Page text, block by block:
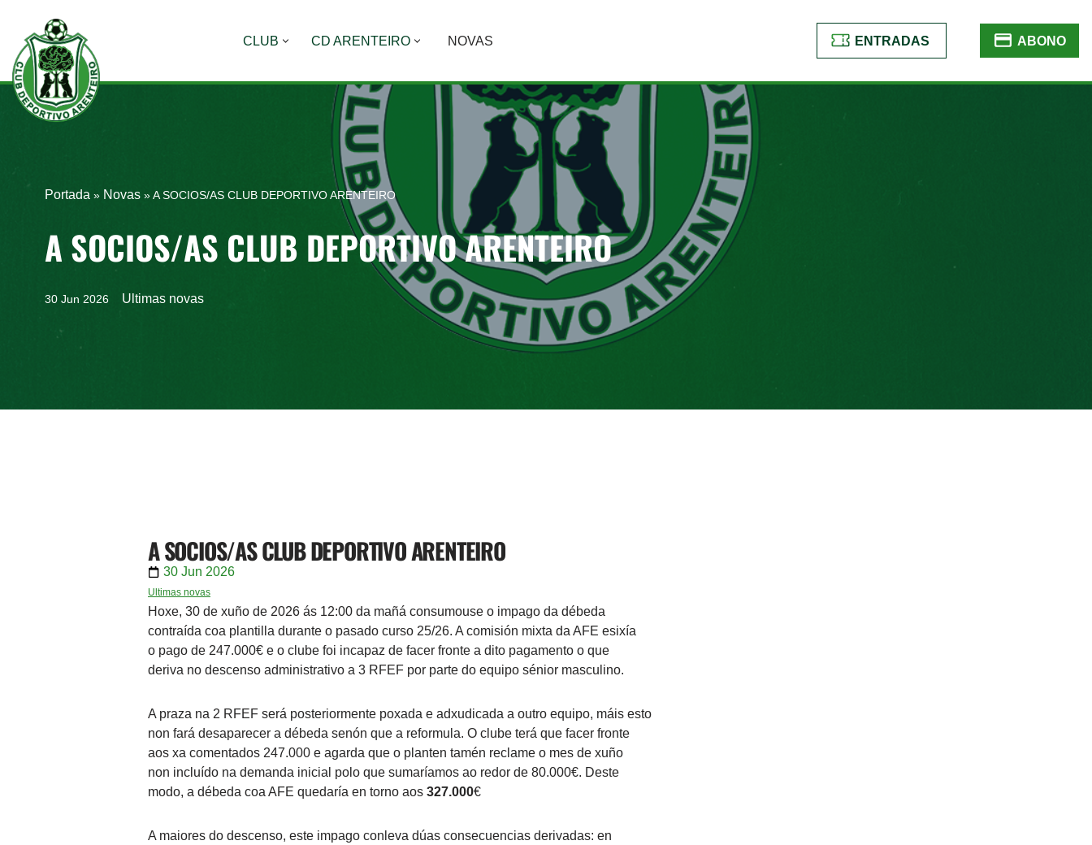
Saltar
al
contenido
CLUB CD ARENTEIRO NOVAS ENTRADAS ABONO
Portada » Novas »A SOCIOS/AS CLUB DEPORTIVO ARENTEIRO
A SOCIOS/AS CLUB DEPORTIVO ARENTEIRO
30 Jun 2026 Ultimas novas
A SOCIOS/AS CLUB DEPORTIVO ARENTEIRO
30 Jun 2026
Ultimas novas
Hoxe, 30 de xuño de 2026 ás 12:00 da mañá consumouse o impago da débeda
contraída coa plantilla durante o pasado curso 25/26. A comisión mixta da AFE esixía
o pago de 247.000€ e o clube foi incapaz de facer fronte a dito pagamento o que
deriva no descenso administrativo a 3 RFEF por parte do equipo sénior masculino.
A praza na 2 RFEF será posteriormente poxada e adxudicada a outro equipo, máis esto
non fará desaparecer a débeda senón que a reformula. O clube terá que facer fronte
aos xa comentados 247.000 e agarda que o planten tamén reclame o mes de xuño
non incluído na demanda inicial polo que sumaríamos ao redor de 80.000€. Deste
modo, a débeda coa AFE quedaría en torno aos 327.000€
A maiores do descenso, este impago conleva dúas consecuencias derivadas: en